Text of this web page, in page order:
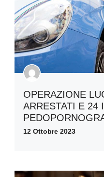
OPERAZIONE
ARRESTATI E 24
12 Ottobre 2023